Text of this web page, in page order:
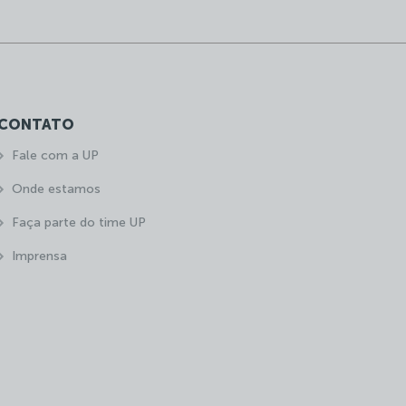
Fale com a UP
Onde estamos
Faça parte do time UP
Imprensa